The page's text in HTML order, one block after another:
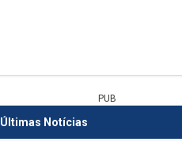
PUB
Últimas Notícias